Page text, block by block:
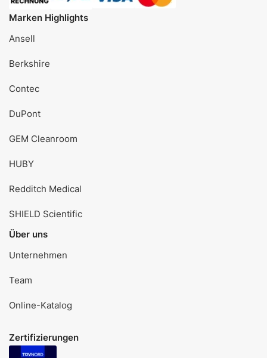
Marken Highlights
Ansell
Berkshire
Contec
DuPont
GEM Cleanroom
HUBY
Redditch Medical
SHIELD Scientific
Über uns
Unternehmen
Team
Online-Katalog
Zertifizierungen